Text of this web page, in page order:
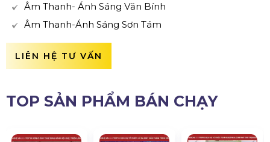
Âm Thanh- Ánh Sáng Văn Bính
Âm Thanh-Ánh Sáng Sơn Tám
LIÊN HỆ TƯ VẤN
TOP SẢN PHẨM BÁN CHẠY